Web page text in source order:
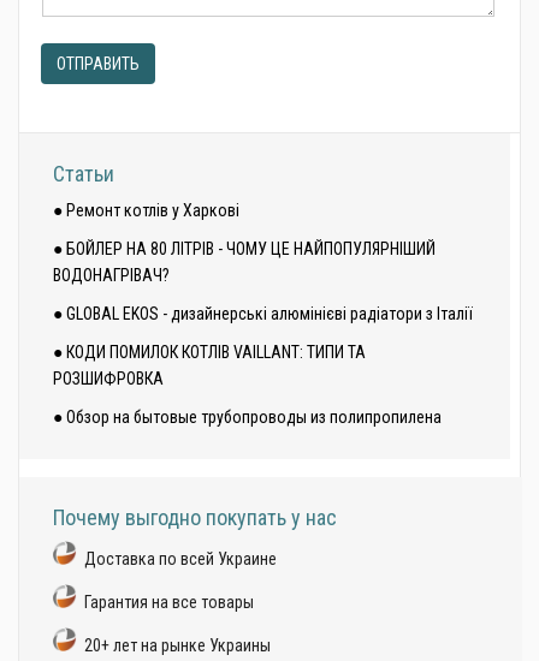
ОТПРАВИТЬ
Статьи
● Ремонт котлів у Харкові
● БОЙЛЕР НА 80 ЛІТРІВ - ЧОМУ ЦЕ НАЙПОПУЛЯРНІШИЙ
ВОДОНАГРІВАЧ?
● GLOBAL EKOS - дизайнерські алюмінієві радіатори з Італії
● КОДИ ПОМИЛОК КОТЛІВ VAILLANT: ТИПИ ТА
РОЗШИФРОВКА
● Обзор на бытовые трубопроводы из полипропилена
Почему выгодно покупать у нас
Доставка по всей Украине
Гарантия на все товары
20+ лет на рынке Украины